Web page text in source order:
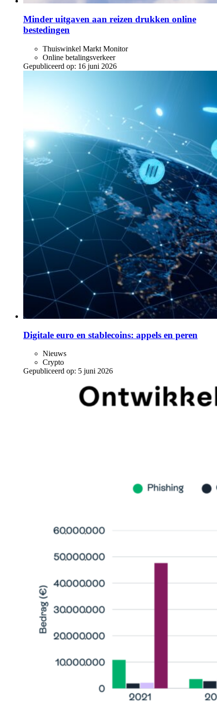
Minder uitgaven aan reizen drukken online
bestedingen
Thuiswinkel Markt Monitor
Online betalingsverkeer
Gepubliceerd op: 16 juni 2026
Digitale euro en stablecoins: appels en peren
Nieuws
Crypto
Gepubliceerd op: 5 juni 2026